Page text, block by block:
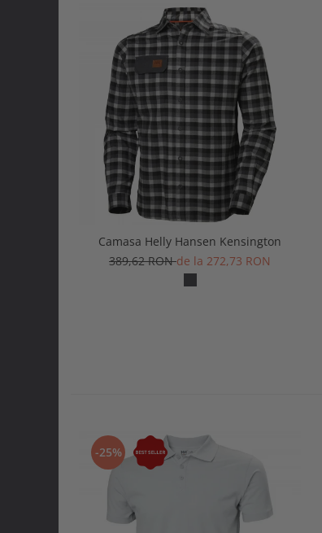
Camasa Helly Hansen Kensington
389,62 RONde la 272,73 RON
-25%